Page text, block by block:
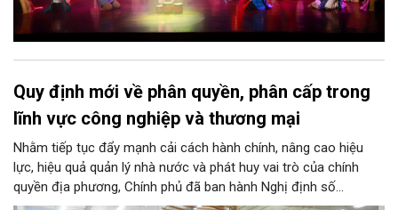
Quy định mới về phân quyền, phân cấp trong
lĩnh vực công nghiệp và thương mại
Nhằm tiếp tục đẩy mạnh cải cách hành chính, nâng cao hiệu
lực, hiệu quả quản lý nhà nước và phát huy vai trò của chính
quyền địa phương, Chính phủ đã ban hành Nghị định số
146/2025/NĐ-CP ngày 12/6/2025 quy định về phân quyền, phân